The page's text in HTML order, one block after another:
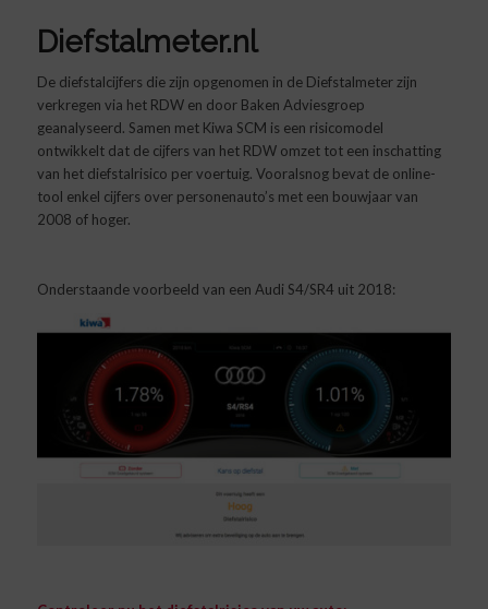
Diefstalmeter.nl
De diefstalcijfers die zijn opgenomen in de Diefstalmeter zijn
verkregen via het RDW en door Baken Adviesgroep
geanalyseerd. Samen met Kiwa SCM is een risicomodel
ontwikkelt dat de cijfers van het RDW omzet tot een inschatting
van het diefstalrisico per voertuig. Vooralsnog bevat de online-
tool enkel cijfers over personenauto’s met een bouwjaar van
2008 of hoger.
Onderstaande voorbeeld van een Audi S4/SR4 uit 2018: